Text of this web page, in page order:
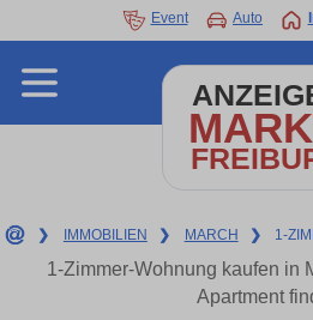
Event Auto
❯ IMMOBILIEN ❯ MARCH ❯ 1-
1-Zimmer-Wohnung kaufen in
Apartment